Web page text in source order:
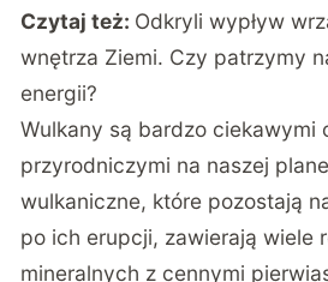
Czytaj też: Odkryli wypływ
wnętrza Ziemi. Czy patrzymy
energii?
Wulkany są bardzo ciekawymi
przyrodniczymi na naszej
wulkaniczne, które pozostają
po ich erupcji, zawierają wiele
mineralnych z cennymi